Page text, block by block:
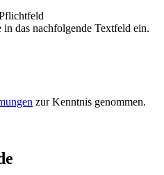
das nachfolgende Textfeld ein.
zur Kenntnis genommen.